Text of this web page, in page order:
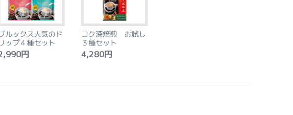
ルックス人気のド
リップ４種セット
円
コク深焙煎 お試し
３種セット
4,280円